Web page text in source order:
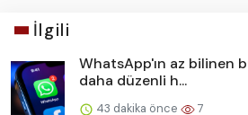
İlgili
WhatsApp'ın az bilinen
daha düzenli h...
43 dakika önce 7